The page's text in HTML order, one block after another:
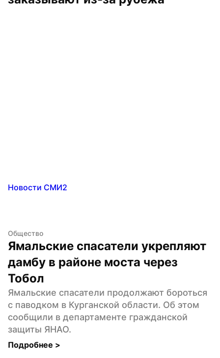
Новости СМИ2
Общество
Ямальские спасатели укрепляют
дамбу в районе моста через
Тобол
Ямальские спасатели продолжают бороться
с паводком в Курганской области. Об этом
сообщили в департаменте гражданской
защиты ЯНАО.
Подробнее >